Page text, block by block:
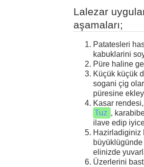
Lalezar
aşamaları;
Patatesleri
kabuklarini
Püre haline
Küçük küçük
sogani çig
püresine
Kasar
Tuz ,
ilave edip
Hazirladiginiz
elinizde
Üzerlerini